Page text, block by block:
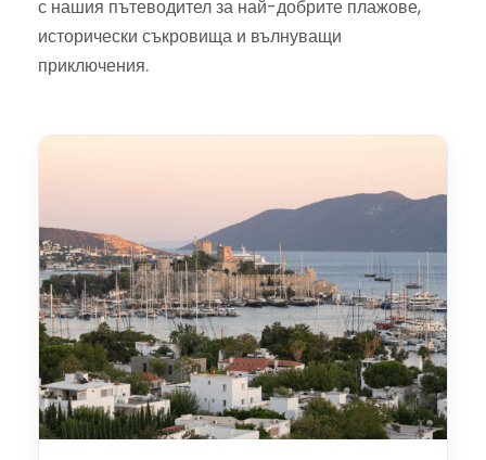
с нашия пътеводител за най-добрите плажове,
исторически съкровища и вълнуващи
приключения.